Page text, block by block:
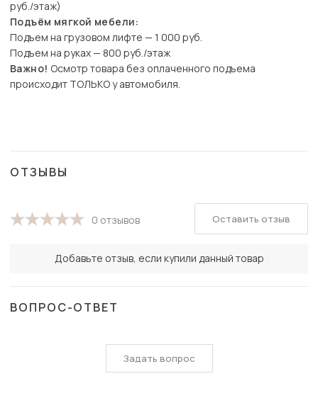
руб./этаж)
Подъём мягкой мебели:
Подъем на грузовом лифте — 1 000 руб.
Подъем на руках — 800 руб./этаж
Важно! Осмотр товара без оплаченного подъема
происходит ТОЛЬКО у автомобиля.
ОТЗЫВЫ
0 отзывов
Добавьте отзыв, если купили данный товар
Оставить отзыв
ВОПРОС-ОТВЕТ
Задать вопрос